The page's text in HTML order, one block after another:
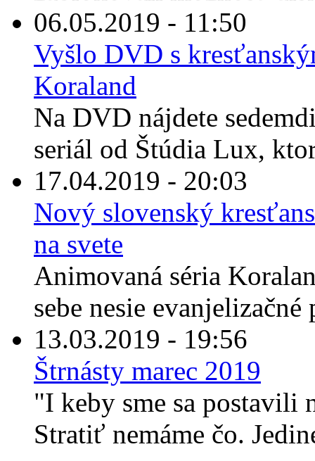
06.05.2019 - 11:50
Vyšlo DVD s
Koraland
Na DVD nájdete
seriál od Štúdia Lux,
17.04.2019 - 20:03
Nový slovenský
na svete
Animovaná séria
sebe nesie evanjelizačné
13.03.2019 - 19:56
Štrnásty marec 2019
"I keby sme sa postavili
Stratiť nemáme čo.